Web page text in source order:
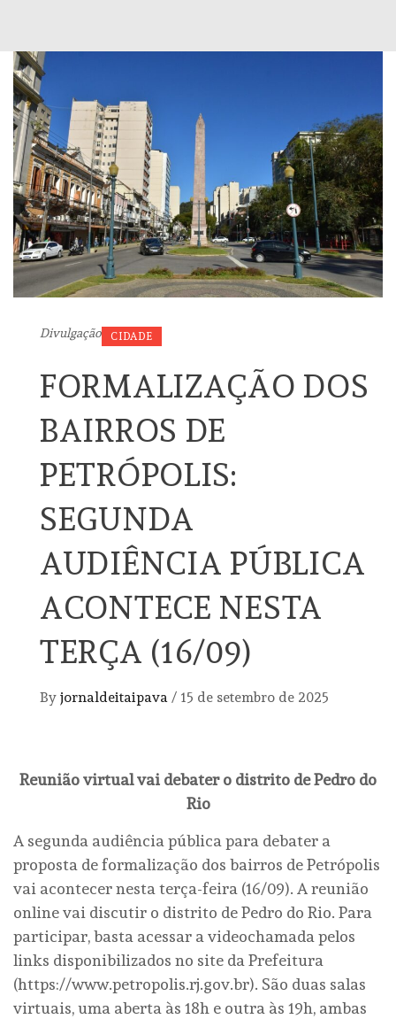
Divulgação CIDADE
FORMALIZAÇÃO DOS
BAIRROS DE
PETRÓPOLIS:
SEGUNDA
AUDIÊNCIA PÚBLICA
ACONTECE NESTA
TERÇA (16/09)
By jornaldeitaipava / 15 de setembro de 2025
Reunião virtual vai debater o distrito de Pedro do
Rio
A segunda audiência pública para debater a
proposta de formalização dos bairros de Petrópolis
vai acontecer nesta terça-feira (16/09). A reunião
online vai discutir o distrito de Pedro do Rio. Para
participar, basta acessar a videochamada pelos
links disponibilizados no site da Prefeitura
(https://www.petropolis.rj.gov.br). São duas salas
virtuais, uma aberta às 18h e outra às 19h, ambas